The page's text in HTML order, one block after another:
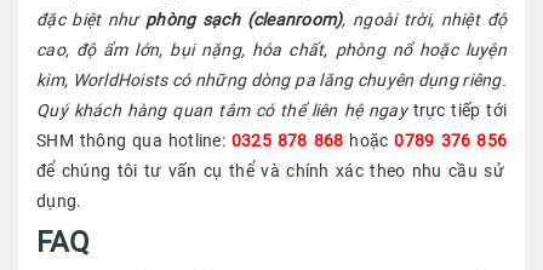
đặc biệt như phòng sạch (cleanroom), ngoài trời, nhiệt độ
cao, độ ẩm lớn, bụi nặng, hóa chất, phòng nổ hoặc luyện
kim, WorldHoists có những dòng pa lăng chuyên dụng riêng.
Quý khách hàng quan tâm có thể liên hệ ngaytrực tiếp tới
SHM thông qua hotline: 0325 878 868 hoặc0789 376 856
để chúng tôi tư vấn cụ thể và chính xác theo nhu cầu sử
dụng.
FAQ